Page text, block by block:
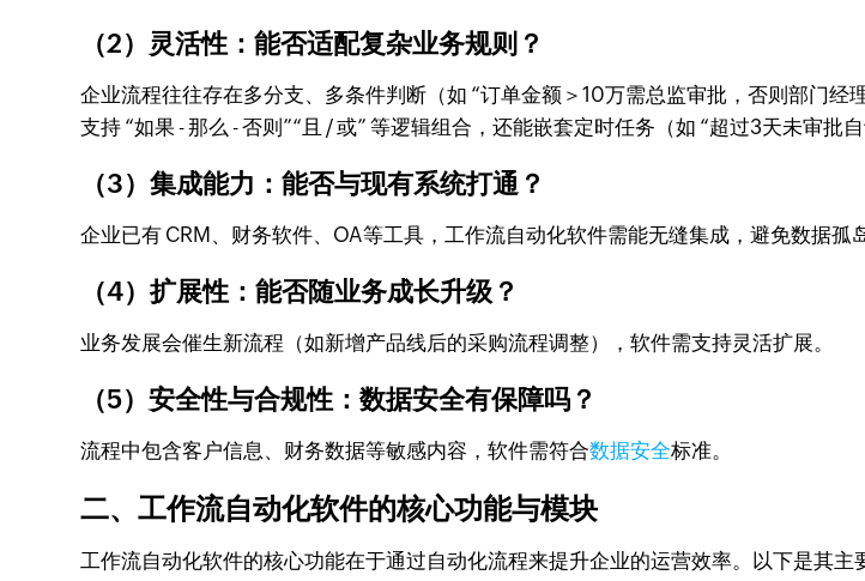
（2）灵活性：能否适配复杂业务规则？​
企业流程往往存在多分支、多条件判断（如 “订单金额＞10万需总监审批，否则部门
支持 “如果 - 那么 - 否则”“且 / 或” 等逻辑组合，还能嵌套定时任务（如 “超过3天未审批
（3）集成能力：能否与现有系统打通？​
企业已有 CRM、财务软件、OA等工具，工作流自动化软件需能无缝集成，避免数据孤岛
（4）扩展性：能否随业务成长升级？​
业务发展会催生新流程（如新增产品线后的采购流程调整），软件需支持灵活扩展。
（5）安全性与合规性：数据安全有保障吗？​
流程中包含客户信息、财务数据等敏感内容，软件需符合数据安全标准。
二、工作流自动化软件的核心功能与模块​
工作流自动化软件的核心功能在于通过自动化流程来提升企业的运营效率。以下是其主